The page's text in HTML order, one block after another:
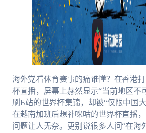
海外党看体育赛事的痛谁懂？在香港
杯直播，屏幕上赫然显示“当前地区不
刷B站的世界杯集锦，却被“仅限中国大
在越南加班后想补咪咕的世界杯直播
问题让人无奈。更别说很多人问“在海